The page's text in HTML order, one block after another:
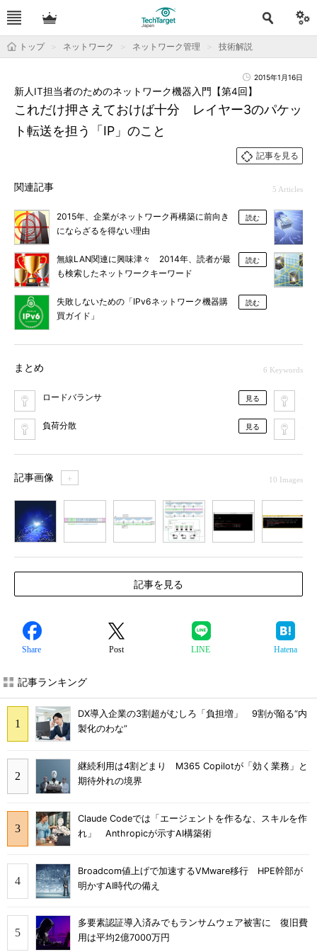
トップ ネットワーク ネットワーク管理 技術解説
2015年1月16日
これだけ押さえておけば十分 レイヤー3のパケッ
ト転送を担う「IP」のこと
新人IT担当者のためのネットワーク機器入門【第4回】
記事を見る
関連記事 5 Articles
2015年、企業がネットワーク再構築に前向き
にならざるを得ない理由
読む
無線LAN関連に興味津々 2014年、読者が最
も検索したネットワークキーワード
読む
失敗しないための「IPv6ネットワーク機器購
買ガイド」
読む
まとめ 6 Keywords
ロードバランサ 見る
負荷分散 見る
記事画像 ＋ 10 Images
記事を見る
Share Post LINE Hatena
記事ランキング
DX導入企業の3割超がむしろ「負担増」 9割が陥る“内
製化のわな”
継続利用は4割どまり M365 Copilotが「効く業務」と
期待外れの境界
Claude Codeでは「エージェントを作るな、スキルを作
れ」 Anthropicが示すAI構築術
Broadcom値上げで加速するVMware移行 HPE幹部が
明かすAI時代の備え
多要素認証導入済みでもランサムウェア被害に 復旧費
用は平均2億7000万円